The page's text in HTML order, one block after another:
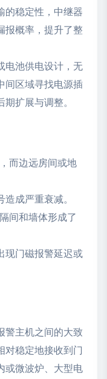
的稳定性，中继器
报概率，提升了整
电池供电设计，无
间区域寻找电源插
扩展与调整。
而边远房间或地
造成严重衰减。
间和墙体形成了
现门磁报警延迟或
警主机之间的大致
对稳定地接收到门
或微波炉、大型电